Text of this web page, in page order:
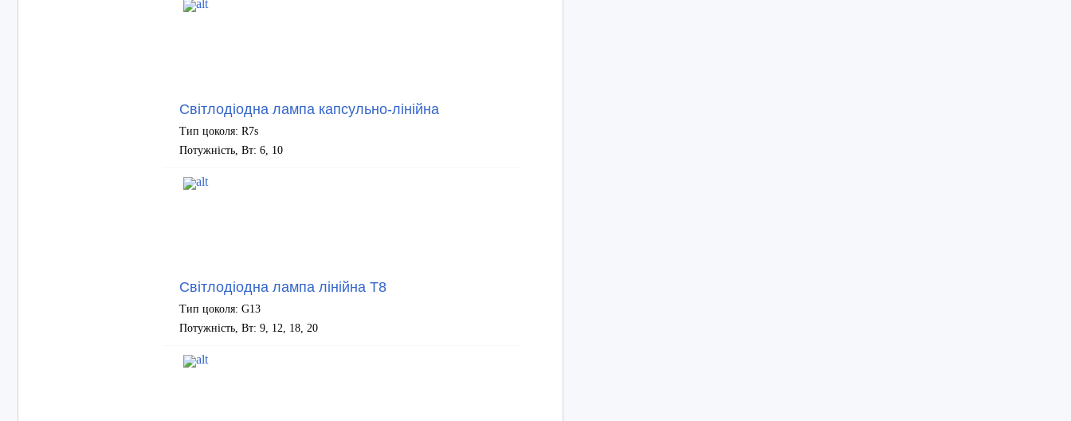
Світлодіодна лампа капсульно-лінійна
Тип цоколя: R7s
Потужність, Вт: 6, 10
Світлодіодна лампа лінійна Т8
Тип цоколя: G13
Потужність, Вт: 9, 12, 18, 20